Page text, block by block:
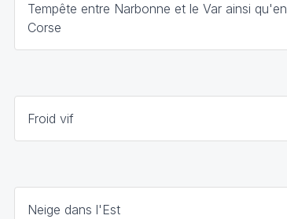
Tempête entre Narbonne et le Var ainsi qu'en
Corse
Froid vif
Neige dans l'Est